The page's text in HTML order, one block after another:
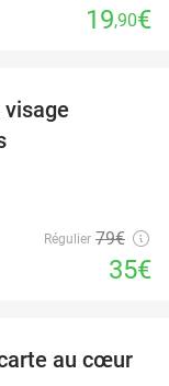
19,90€
Régulier 79€
35€
45%
au cœur